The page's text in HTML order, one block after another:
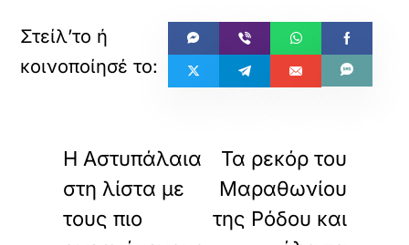
Η Αστυπάλαια
στη λίστα με
τους πιο
Τα ρεκόρ του
Μαραθωνίου
της Ρόδου και